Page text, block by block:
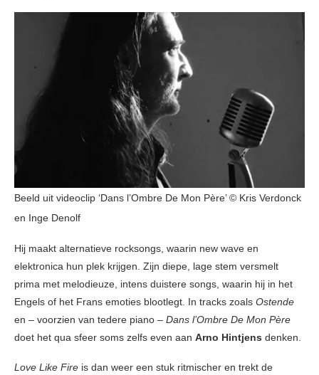
Beeld uit videoclip ‘Dans l’Ombre De Mon Père’ © Kris Verdonck
en Inge Denolf
Hij maakt alternatieve rocksongs, waarin new wave en
elektronica hun plek krijgen. Zijn diepe, lage stem versmelt
prima met melodieuze, intens duistere songs, waarin hij in het
Engels of het Frans emoties blootlegt. In tracks zoals Ostende
en – voorzien van tedere piano – Dans l’Ombre De Mon Père
doet het qua sfeer soms zelfs even aan Arno Hintjens denken.
Love Like Fire is dan weer een stuk ritmischer en trekt de